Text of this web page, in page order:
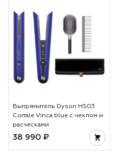
Выпрямитель Dyson HS03
Corrale Vinca blue с чехлом и
расческами
38 990 ₽